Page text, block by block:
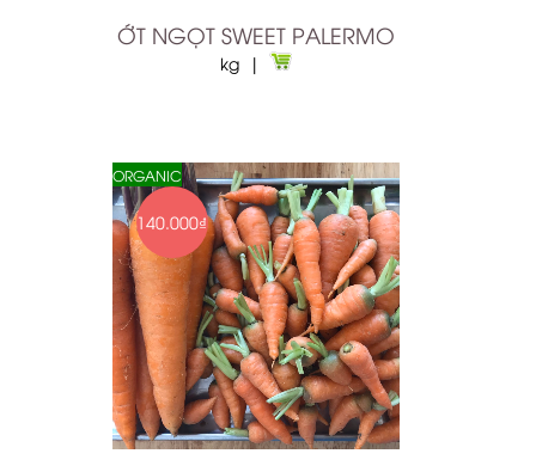
ỚT NGỌT SWEET PALERMO
kg |
ORGANIC
140.000₫